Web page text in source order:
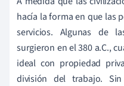
hacía la forma en que las
servicios. Algunas de
surgieron en el 380 a.C.,
ideal con propiedad
división del trabajo.